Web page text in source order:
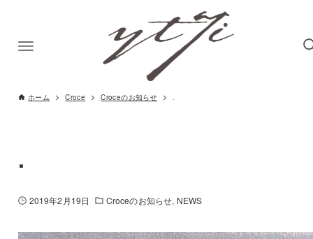
ホーム Croce Croceのお知らせ .
.
2019年2月19日 Croceのお知らせ NEWS